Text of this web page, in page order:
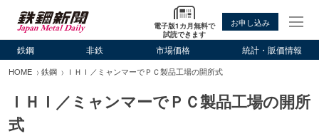
電子版1カ月無料で
試読できます
お申し込み
鉄鋼 非鉄 市場価格 統計・販価情報
HOME 鉄鋼 ＩＨＩ／ミャンマーでＰＣ製品工場の開所式
ＩＨＩ／ミャンマーでＰＣ製品工場の開所
式